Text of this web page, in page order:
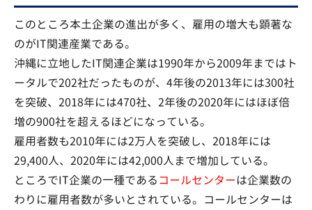
このところ本土企業の進出が多く、雇用の増大も顕著な
のがIT関連産業である。
沖縄に立地したIT関連企業は1990年から2009年まではト
ータルで202社だったものが、4年後の2013年には300社
を突破、2018年には470社、2年後の2020年にはほぼ倍
増の900社を超えるほどになっている。
雇用者数も2010年には2万人を突破し、2018年には
29,400人、2020年には42,000人まで増加している。
ところでIT企業の一種であるコールセンターは企業数の
わりに雇用者数が多いとされている。コールセンターは